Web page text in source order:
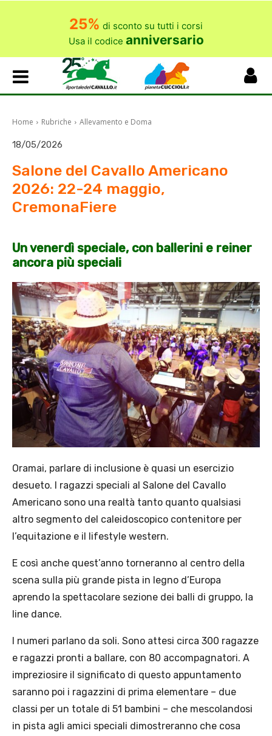
25% di sconto su tutti i corsi
Usa il codice anniversario
Home Rubriche Allevamento e Doma
18/05/2026
Salone del Cavallo Americano
2026: 22-24 maggio,
CremonaFiere
Un venerdì speciale, con ballerini e reiner
ancora più speciali
Oramai, parlare di inclusione è quasi un esercizio
desueto. I ragazzi speciali al Salone del Cavallo
Americano sono una realtà tanto quanto qualsiasi
altro segmento del caleidoscopico contenitore per
l’equitazione e il lifestyle western.
E così anche quest’anno torneranno al centro della
scena sulla più grande pista in legno d’Europa
aprendo la spettacolare sezione dei balli di gruppo, la
line dance.
I numeri parlano da soli. Sono attesi circa 300 ragazze
e ragazzi pronti a ballare, con 80 accompagnatori. A
impreziosire il significato di questo appuntamento
saranno poi i ragazzini di prima elementare – due
classi per un totale di 51 bambini – che mescolandosi
in pista agli amici speciali dimostreranno che cosa